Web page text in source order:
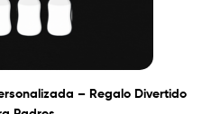
– Regalo Divertido